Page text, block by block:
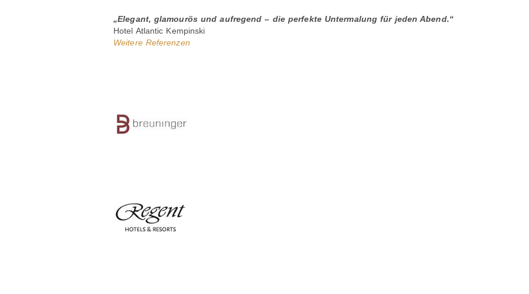
„Elegant, glamourös und aufregend – die perfekte Untermalung für jeden Abend.“
Hotel Atlantic Kempinski
Weitere Referenzen